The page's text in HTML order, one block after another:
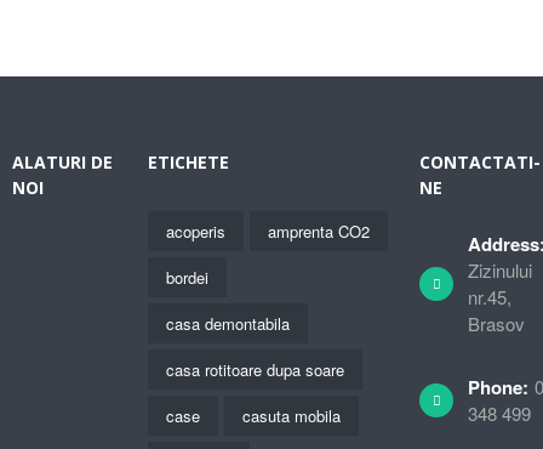
ALATURI DE
NOI
ETICHETE
acoperis
amprenta CO2
bordei
casa demontabila
casa rotitoare dupa soare
case
casuta mobila
CONTACTATI-
NE
Zizinului
nr.45,
Brasov
Phone:
348 499